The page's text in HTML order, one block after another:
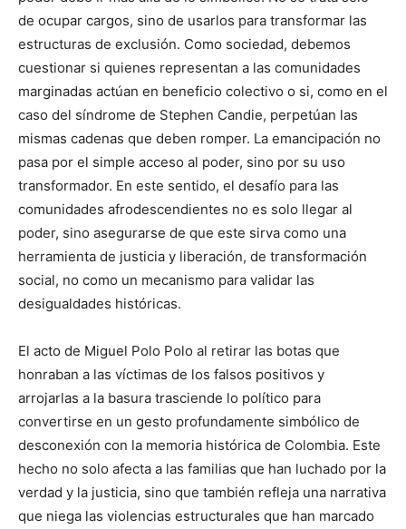
de ocupar cargos, sino de usarlos para transformar las
estructuras de exclusión. Como sociedad, debemos
cuestionar si quienes representan a las comunidades
marginadas actúan en beneficio colectivo o si, como en el
caso del síndrome de Stephen Candie, perpetúan las
mismas cadenas que deben romper. La emancipación no
pasa por el simple acceso al poder, sino por su uso
transformador. En este sentido, el desafío para las
comunidades afrodescendientes no es solo llegar al
poder, sino asegurarse de que este sirva como una
herramienta de justicia y liberación, de transformación
social, no como un mecanismo para validar las
desigualdades históricas.
El acto de Miguel Polo Polo al retirar las botas que
honraban a las víctimas de los falsos positivos y
arrojarlas a la basura trasciende lo político para
convertirse en un gesto profundamente simbólico de
desconexión con la memoria histórica de Colombia. Este
hecho no solo afecta a las familias que han luchado por la
verdad y la justicia, sino que también refleja una narrativa
que niega las violencias estructurales que han marcado